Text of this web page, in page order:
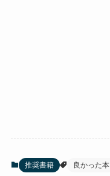
推奨書籍 良かった本